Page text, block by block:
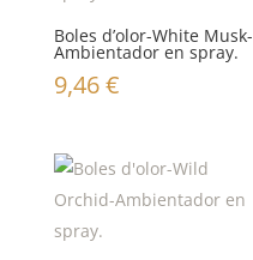
Boles d’olor-White Musk-
Ambientador en spray.
9,46€